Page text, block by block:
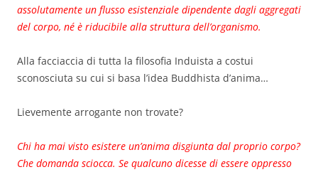
assolutamente un flusso esistenziale dipendente dagli aggregati
del corpo, né è riducibile alla struttura dell’organismo.
Alla facciaccia di tutta la filosofia Induista a costui
sconosciuta su cui si basa l’idea Buddhista d’anima…
Lievemente arrogante non trovate?
Chi ha mai visto esistere un’anima disgiunta dal proprio corpo?
Che domanda sciocca. Se qualcuno dicesse di essere oppresso